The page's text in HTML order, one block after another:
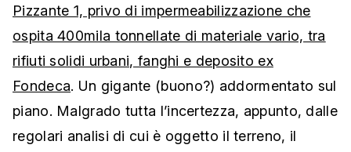
Pizzante 1, privo di impermeabilizzazione che
ospita 400mila tonnellate di materiale vario, tra
rifiuti solidi urbani, fanghi e deposito ex
Fondeca. Un gigante (buono?) addormentato sul
piano. Malgrado tutta l’incertezza, appunto, dalle
regolari analisi di cui è oggetto il terreno, il